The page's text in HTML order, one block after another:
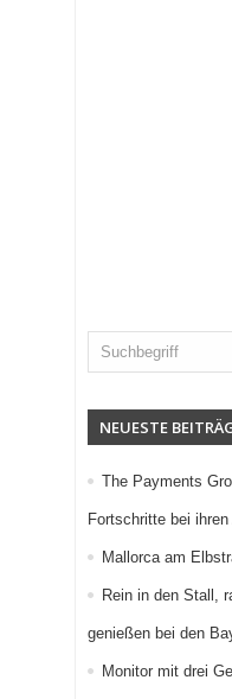
NEUESTE
The Payments
Fortschritte bei
Mallorca am
Rein in den Stall,
genießen bei den
Monitor mit drei